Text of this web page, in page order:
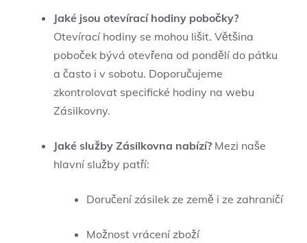
Jaké jsou otevírací hodiny pobočky?
Otevírací hodiny se mohou lišit. Většina
poboček bývá otevřena od pondělí do pátku
a často i v sobotu. Doporučujeme
zkontrolovat specifické hodiny na webu
Zásilkovny.
Jaké služby Zásilkovna nabízí? Mezi naše
hlavní služby patří:
Doručení zásilek ze země i ze zahraničí
Možnost vrácení zboží